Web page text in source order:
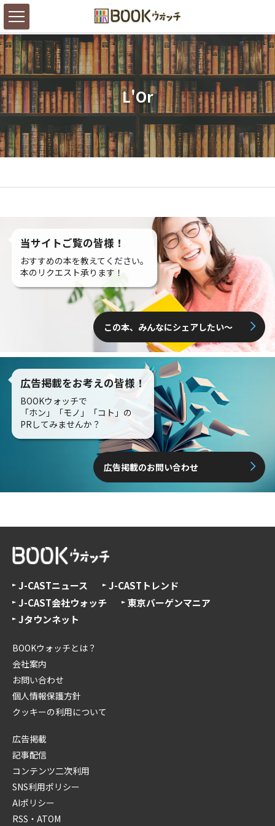
L'Or
当サイトご覧の皆様！
おすすめの本を教えてください。
本のリクエスト承ります！
この本、みんなにシェアしたい〜
広告掲載をお考えの皆様！
BOOKウォッチで
「ホン」「モノ」「コト」の
PRしてみませんか？
広告掲載のお問い合わせ
J-CASTニュース
J-CASTトレンド
J-CAST会社ウォッチ
東京バーゲンマニア
Jタウンネット
BOOKウォッチとは？
会社案内
お問い合わせ
個人情報保護方針
クッキーの利用について
広告掲載
記事配信
コンテンツ二次利用
SNS利用ポリシー
AIポリシー
RSS・ATOM